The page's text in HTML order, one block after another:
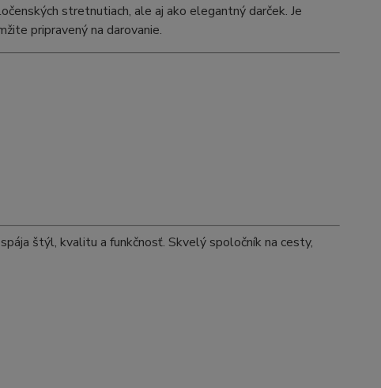
stretnutiach, ale aj ako elegantný darček. Je
pripravený na darovanie.
štýl, kvalitu a funkčnosť. Skvelý spoločník na cesty,